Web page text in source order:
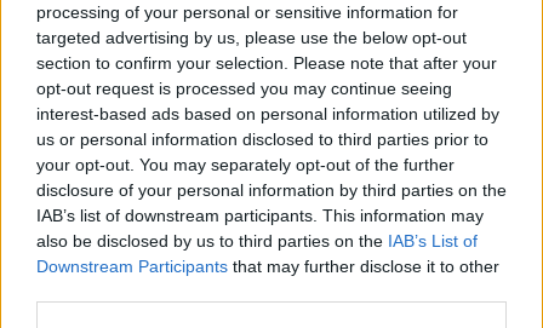
processing of your personal or sensitive information for
targeted advertising by us, please use the below opt-out
section to confirm your selection. Please note that after your
opt-out request is processed you may continue seeing
interest-based ads based on personal information utilized by
us or personal information disclosed to third parties prior to
your opt-out. You may separately opt-out of the further
disclosure of your personal information by third parties on the
IAB’s list of downstream participants. This information may
also be disclosed by us to third parties on the IAB’s List of
Downstream Participants that may further disclose it to other
accuse e dichiarando di aver attivato le procedure previste dalla
normativa sugli infortuni scolastici.
La dirigente scolastica,Elena Pignolo, ha spiegato a QUInos
"Siamo tutti molto dispiaciuti per quanto accaduto e siamo vicini ai
genitori della ragazza. Purtroppo si è verificato un incidente molto
grave ma posso assicurare il tempestivo intervento da parte
dell'insegnante e di un collaboratore scolastico che si trovavano sul
posto quando il fatto è accaduto. Sono stata avvisata e mi sono
recata immediatamente dalla ragazza per avviare le procedure